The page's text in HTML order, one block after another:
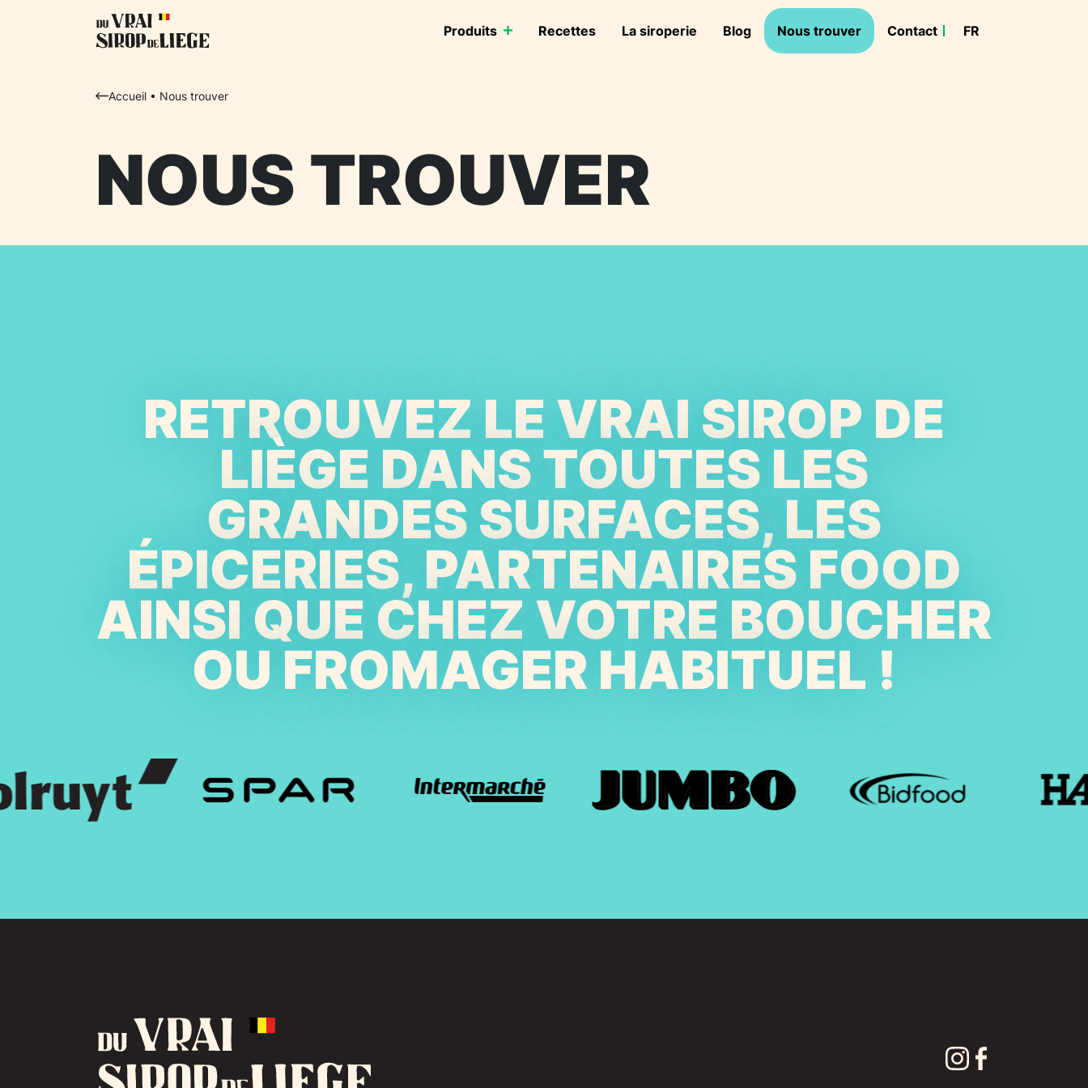
Produits Recettes La siroperie Blog Nous trouver Contact FR
Accueil • Nous trouver
NOUS TROUVER
RETROUVEZ LE VRAI SIROP DE
LIÈGE DANS TOUTES LES
GRANDES SURFACES, LES
ÉPICERIES, PARTENAIRES FOOD
AINSI QUE CHEZ VOTRE BOUCHER